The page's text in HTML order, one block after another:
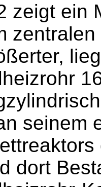
zeigt ein
seinem
dort